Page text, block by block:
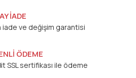
İADE
iade ve değişim garantisi
ÖDEME
SSL sertifikası ile ödeme